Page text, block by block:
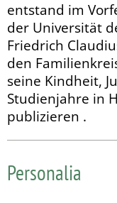
entstand im
der Universität
Friedrich
den
seine Kindheit,
Studienjahre in
publizieren .
Personalia